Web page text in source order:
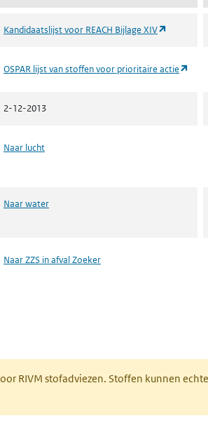
Kandidaatslijst voor REACH Bijlage XIV (opent
OSPAR lijst van stoffen voor prioritaire actie
2-12-2013
Naar lucht
Naar water
Naar ZZS in afval Zoeker
RIVM stofadviezen. Stoffen kunnen